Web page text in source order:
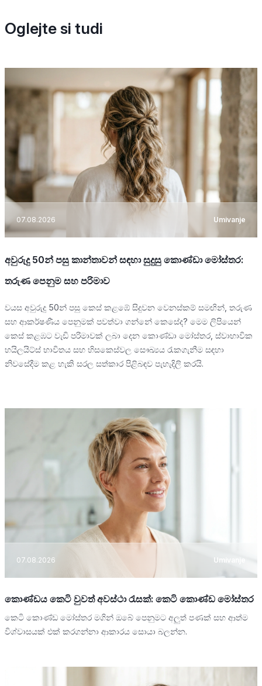
Oglejte si tudi
07.08.2026 Umivanje
අවුරුදු 50න් පසු කාන්තාවන් සඳහා සුදුසු කොණ්ඩා මෝස්තර:
තරුණ පෙනුම සහ පරිමාව
වයස අවුරුදු 50න් පසු කෙස් කළඹේ සිදුවන වෙනස්කම් සමඟින්, තරුණ
සහ ආකර්ෂණීය පෙනුමක් පවත්වා ගන්නේ කෙසේද? මෙම ලිපියෙන්
කෙස් කළඹට වැඩි පරිමාවක් ලබා දෙන කොණ්ඩා මෝස්තර, ස්වාභාවික
හයිලයිට්ස් භාවිතය සහ හිසකෙස්වල සෞඛ්‍යය රැකගැනීම සඳහා
නිවසේදීම කළ හැකි සරල සත්කාර පිළිබඳව පැහැදිලි කරයි.
07.08.2026 Umivanje
කොණ්ඩය කෙටි වුවත් අවස්ථා රැසක්: කෙටි කොණ්ඩ මෝස්තර
කෙටි කොණ්ඩ මෝස්තර මගින් ඔබේ පෙනුමට අලුත් පණක් සහ ආත්ම
විශ්වාසයක් එක් කරගන්නා ආකාරය සොයා බලන්න.